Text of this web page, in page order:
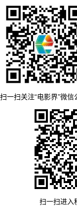
扫一扫关注“电影界”微信
扫一扫进入